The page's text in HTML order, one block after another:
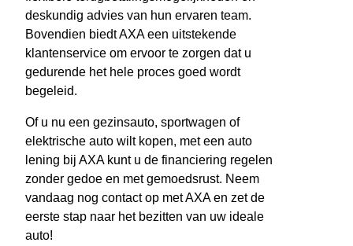
deskundig advies van hun ervaren team.
Bovendien biedt AXA een uitstekende
klantenservice om ervoor te zorgen dat u
gedurende het hele proces goed wordt
begeleid.
Of u nu een gezinsauto, sportwagen of
elektrische auto wilt kopen, met een auto
lening bij AXA kunt u de financiering regelen
zonder gedoe en met gemoedsrust. Neem
vandaag nog contact op met AXA en zet de
eerste stap naar het bezitten van uw ideale
auto!